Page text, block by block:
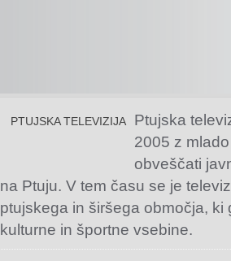
PTUJSKA TELEVIZIJA
Ptujska
2005 z
obveščati
na Ptuju. V tem času se je
ptujskega in širšega območja,
kulturne in športne vsebine.